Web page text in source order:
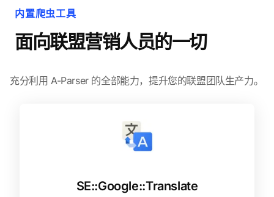
内置爬虫工具
面向联盟营销人员的一切
充分利用 A-Parser 的全部能力，提升您的联盟团队生产力。
SE::Google::Translate